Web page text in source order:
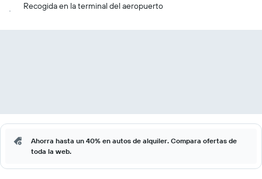
Recogida en la terminal del aeropuerto
Ahorra hasta un 40% en autos de alquiler. Compara ofertas de
toda la web.